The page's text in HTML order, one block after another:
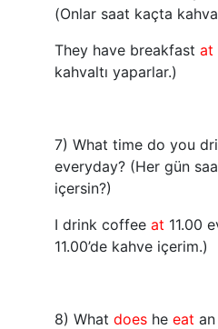
(Onlar saat kaçta
They have breakfast at
kahvaltı yaparlar.)
7) What time do you
everyday? (Her gün
içersin?)
I drink coffee at 11.00
11.00’de kahve içerim.)
8) What does he eat